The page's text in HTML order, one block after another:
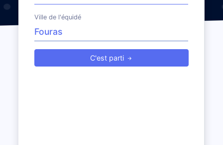
Ville de l'équidé
C'est parti